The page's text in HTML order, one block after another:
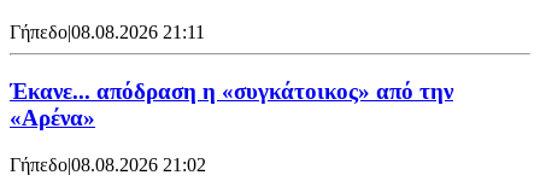
Γήπεδο|08.08.2026 21:11
Έκανε... απόδραση η «συγκάτοικος» από την
«Αρένα»
Γήπεδο|08.08.2026 21:02